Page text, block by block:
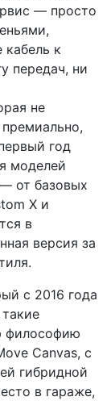
— просто
кабель к
передач, ни
не
год
моделей
от базовых
X и
в
версия за
с 2016 года
философию
Canvas, с
гибридной
в гараже,